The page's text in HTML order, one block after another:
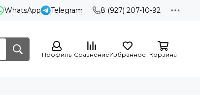
WhatsApp Telegram 8 (927) 207-10-92
Профиль СравнениеИзбранное Корзина